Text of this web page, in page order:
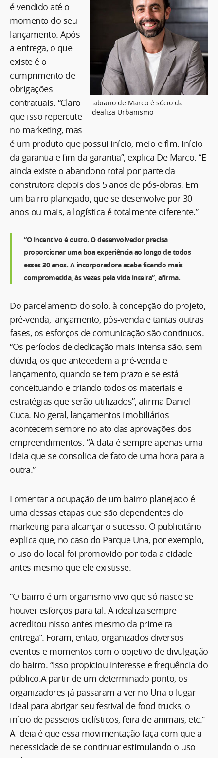
Fabiano de Marco é sócio da
Idealiza Urbanismo
é vendido até o
momento do seu
lançamento. Após
a entrega, o que
existe é o
cumprimento de
obrigações
contratuais. “Claro
que isso repercute
no marketing, mas
é um produto que possui início, meio e fim. Início
da garantia e fim da garantia”, explica De Marco. “E
ainda existe o abandono total por parte da
construtora depois dos 5 anos de pós-obras. Em
um bairro planejado, que se desenvolve por 30
anos ou mais, a logística é totalmente diferente.”
“O incentivo é outro. O desenvolvedor precisa
proporcionar uma boa experiência ao longo de todos
esses 30 anos. A incorporadora acaba ficando mais
comprometida, às vezes pela vida inteira”, afirma.
Do parcelamento do solo, à concepção do projeto,
pré-venda, lançamento, pós-venda e tantas outras
fases, os esforços de comunicação são contínuos.
“Os períodos de dedicação mais intensa são, sem
dúvida, os que antecedem a pré-venda e
lançamento, quando se tem prazo e se está
conceituando e criando todos os materiais e
estratégias que serão utilizados”, afirma Daniel
Cuca. No geral, lançamentos imobiliários
acontecem sempre no ato das aprovações dos
empreendimentos. “A data é sempre apenas uma
ideia que se consolida de fato de uma hora para a
outra.”
Fomentar a ocupação de um bairro planejado é
uma dessas etapas que são dependentes do
marketing para alcançar o sucesso. O publicitário
explica que, no caso do Parque Una, por exemplo,
o uso do local foi promovido por toda a cidade
antes mesmo que ele existisse.
“O bairro é um organismo vivo que só nasce se
houver esforços para tal. A idealiza sempre
acreditou nisso antes mesmo da primeira
entrega”. Foram, então, organizados diversos
eventos e momentos com o objetivo de divulgação
do bairro. “Isso propiciou interesse e frequência do
público.A partir de um determinado ponto, os
organizadores já passaram a ver no Una o lugar
ideal para abrigar seu festival de food trucks, o
início de passeios ciclísticos, feira de animais, etc.”
A ideia é que essa movimentação faça com que a
necessidade de se continuar estimulando o uso